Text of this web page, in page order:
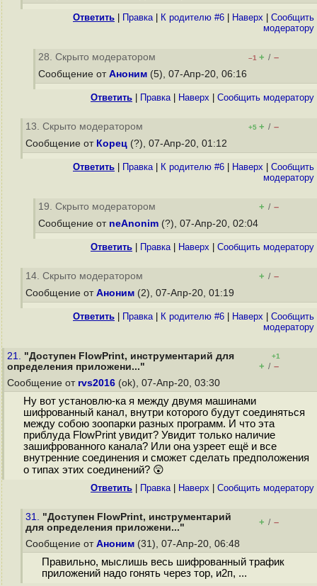
Ответить Правка| К родителю #6 Наверх
Cообщить
модератору
28. Скрыто модератором –1 + / –
Сообщение от Аноним (5), 07-Апр-20, 06:16
Ответить Правка| Наверх Cообщить модератору
13. Скрыто модератором +5 + / –
Сообщение от Корец (?), 07-Апр-20, 01:12
Ответить Правка| К родителю #6 Наверх
Cообщить
модератору
19. Скрыто модератором + / –
Сообщение от neAnonim (?), 07-Апр-20, 02:04
Ответить Правка| Наверх Cообщить модератору
14. Скрыто модератором + / –
Сообщение от Аноним (2), 07-Апр-20, 01:19
Ответить Правка| К родителю #6 Наверх
Cообщить
модератору
21. "Доступен FlowPrint, инструментарий для
определения приложени..."
+1
+ / –
Сообщение от rvs2016 (ok), 07-Апр-20, 03:30
Ну вот установлю-ка я между двумя машинами
шифрованный канал, внутри которого будут соединяться
между собою зоопарки разных программ. И что эта
приблуда FlowPrint увидит? Увидит только наличие
зашифрованного канала? Или она узреет ещё и все
внутренние соединения и сможет сделать предположения
о типах этих соединений? 😲
Ответить Правка| Наверх Cообщить модератору
31. "Доступен FlowPrint, инструментарий
для определения приложени..."
+ / –
Сообщение от Аноним (31), 07-Апр-20, 06:48
Правильно, мыслишь весь шифрованный трафик
приложений надо гонять через тор, и2п, ...